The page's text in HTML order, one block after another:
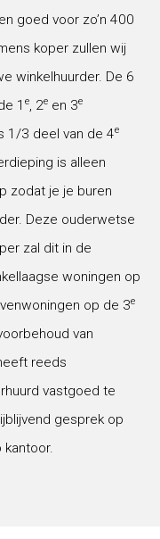
goed voor zo’n 400
koper zullen wij
winkelhuurder. De 6
1 e , 2e en 3e
1/3 deel van de 4e
is alleen
zodat je je buren
Deze ouderwetse
zal dit in de
woningen op
op de 3e
van
reeds
vastgoed te
gesprek op